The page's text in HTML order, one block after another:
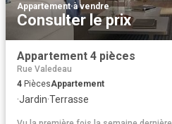
Appartement·à vendre
Consulter le prix
Appartement 4 pièces
Rue Valedeau
4 PiècesAppartement
·Jardin·Terrasse